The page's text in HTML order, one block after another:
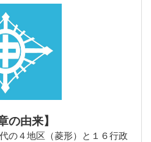
の由来】
の４地区（菱形）と１６行政